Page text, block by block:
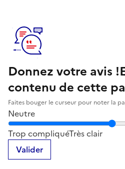
Donnez votre avis !
contenu de cette
Faites bouger le curseur pour noter la
Neutre
Notez la clarté du contenu
Trop compliquéTrès clair
Valider